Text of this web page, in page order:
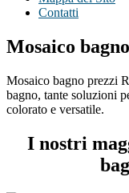
Contatti
Mosaico
Mosaico bagno prezzi
bagno, tante soluzioni
colorato e versatile.
I nostri